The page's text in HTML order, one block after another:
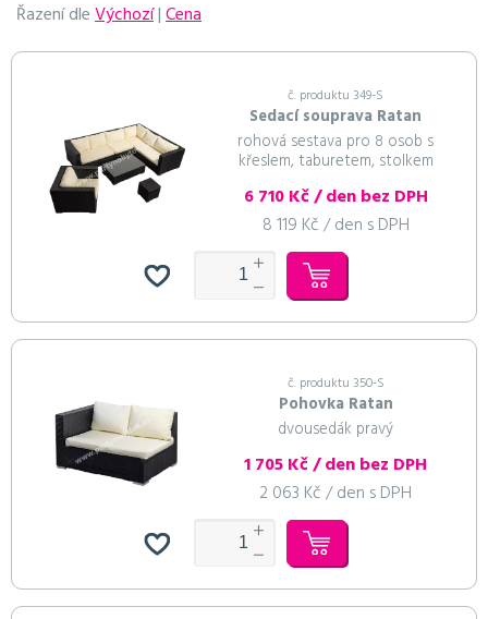
Řazení dleVýchozí|Cena
č. produktu 349-S
Sedací souprava Ratan
rohová sestava pro 8 osob s
křeslem, taburetem, stolkem
6 710 Kč / den bez DPH
8 119 Kč / den s DPH
č. produktu 350-S
Pohovka Ratan
dvousedák pravý
1 705 Kč / den bez DPH
2 063 Kč / den s DPH